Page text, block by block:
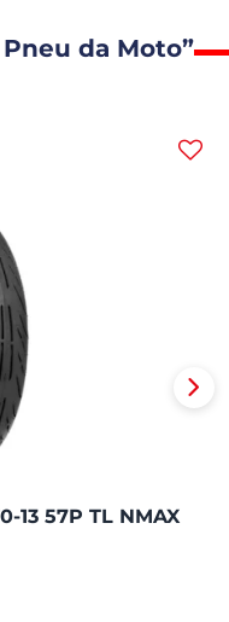
da Moto”
13 57P TL NMAX